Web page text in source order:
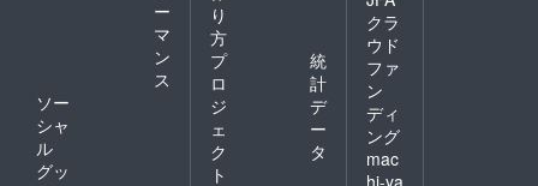
ー
マ
ン
ス
ソー
シャ
ル
グッ
り
方
プ
ロ
ジ
ェ
ク
ト
統
計
デ
ー
タ
クラ
ウド
ファ
ン
ディ
ング
mac
hi-ya